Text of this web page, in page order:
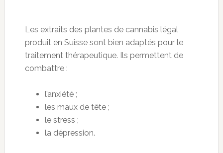
Les extraits des plantes de cannabis légal
produit en Suisse sont bien adaptés pour le
traitement thérapeutique. Ils permettent de
combattre :
l’anxiété ;
les maux de tête ;
le stress ;
la dépression.